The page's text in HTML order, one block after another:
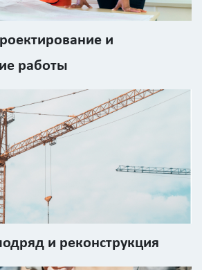
и
работы
и реконструкция
расчёта
стоимости
работ
?
здания